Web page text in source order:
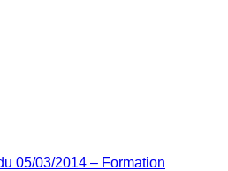
05/03/2014 – Formation